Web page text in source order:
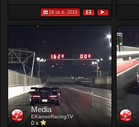
18 เม.ย. 2019
Media
EKanooRacingTV
0 x